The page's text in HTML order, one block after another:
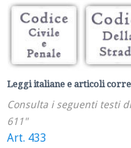
Leggi italiane e articoli
Consulta i seguenti testi
611"
Art. 433